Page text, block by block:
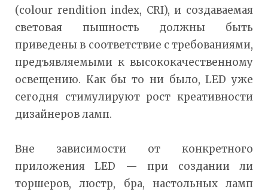
(colour rendition index, CRI), и создаваемая
световая пышность должны быть
приведены в соответствие с требованиями,
предъявляемыми к высококачественному
освещению. Как бы то ни было, LED уже
сегодня стимулируют рост креативности
дизайнеров ламп.
Вне зависимости от конкретного
приложения LED — при создании ли
торшеров, люстр, бра, настольных ламп